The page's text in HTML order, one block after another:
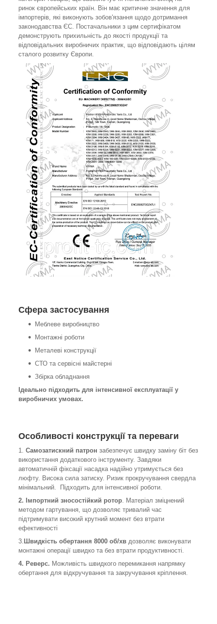
Особливості конструкції та переваги
1. Самозатискний патрон забезпечує швидку заміну біт без
використання додаткового інструменту. Завдяки
автоматичній фіксації насадка надійно утримується без
люфту. Висока сила затиску. Ризик прокручування свердла
мінімальний. Підходить для інтенсивної роботи.
2.
Імпортний зносостійкий ротор. Матеріал зміцнений
методом гартування, що дозволяє тривалий час
підтримувати високий крутний момент без втрати
ефективності
3. Швидкість обертання 8000 об/хв дозволяє виконувати
монтажні операції швидко та без втрати продуктивності.
4. Реверс. Можливість швидкого перемикання напрямку
обертання для відкручування та закручування кріплення.
Сфера застосування
Меблеве виробництво
Монтажні роботи
Металеві конструкції
СТО та сервісні майстерні
Збірка обладнання
Ідеально підходить для інтенсивної експлуатації у
виробничих умовах.
ринок європейських країн. Він має критичне значення для
імпортерів, які виконують зобов'язання щодо дотримання
законодавства ЄС. Постачальники з цим сертифікатом
демонструють прихильність до якості продукції та
відповідальних виробничих практик, що відповідають цілям
сталого розвитку Європи.